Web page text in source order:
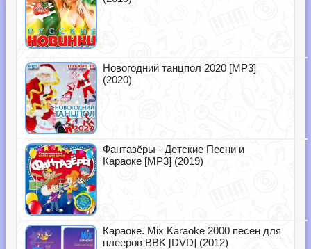
Новогодний танцпол 2020 [MP3]
(2020)
Фантазёры - Детские Песни и
Караоке [MP3] (2019)
Караоке. Mix Karaoke 2000 песен для
плееров BBK [DVD] (2012)